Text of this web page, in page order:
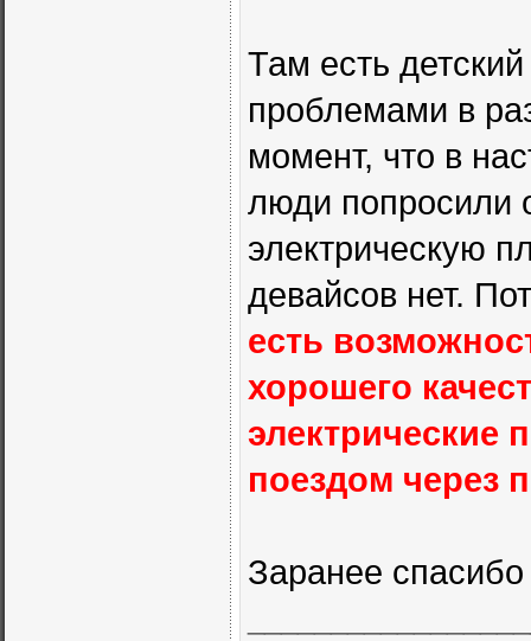
Там есть
проблемами в
момент, что в
люди попросили
электрическую
девайсов нет.
есть
хорошего
электрические
поездом через
Заранее